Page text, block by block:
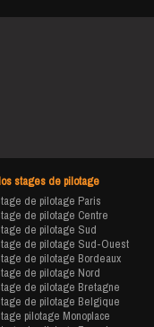
stages de pilotage
de pilotage Paris
de pilotage Centre
de pilotage Sud
de pilotage Sud-Ouest
de pilotage Bordeaux
de pilotage Nord
de pilotage Bretagne
de pilotage Belgique
pilotage Monoplace